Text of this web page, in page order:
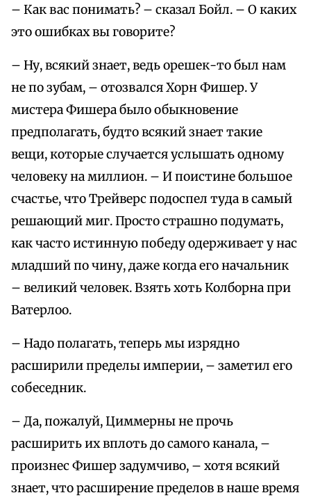
– Как вас понимать? – сказал Бойл. – О каких
это ошибках вы говорите?
– Ну, всякий знает, ведь орешек-то был нам
не по зубам, – отозвался Хорн Фишер. У
мистера Фишера было обыкновение
предполагать, будто всякий знает такие
вещи, которые случается услышать одному
человеку на миллион. – И поистине большое
счастье, что Трейверс подоспел туда в самый
решающий миг. Просто страшно подумать,
как часто истинную победу одерживает у нас
младший по чину, даже когда его начальник
– великий человек. Взять хоть Колборна при
Ватерлоо.
– Надо полагать, теперь мы изрядно
расширили пределы империи, – заметил его
собеседник.
– Да, пожалуй, Циммерны не прочь
расширить их вплоть до самого канала, –
произнес Фишер задумчиво, – хотя всякий
знает, что расширение пределов в наше время